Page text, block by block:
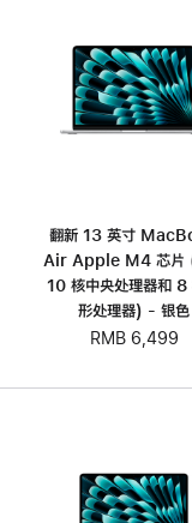
翻新 13 英寸
Air Apple M4 芯片
10 核中央处理器和 8
形处理器) - 银色
RMB 6,499